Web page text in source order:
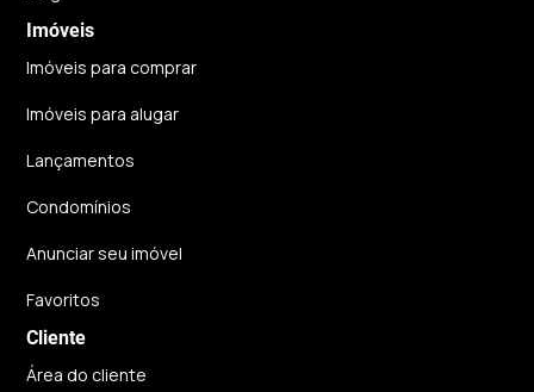
Imóveis
Imóveis para comprar
Imóveis para alugar
Lançamentos
Condomínios
Anunciar seu imóvel
Favoritos
Cliente
Área do cliente